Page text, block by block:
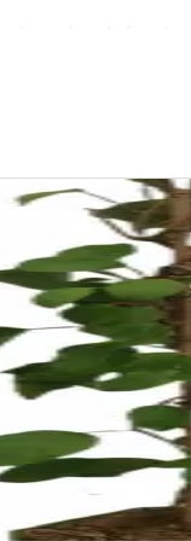
juice og gelé
neutral til let sur
mellem planter
undgå
lavt kvælstofniveau